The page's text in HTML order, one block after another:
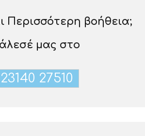
Περισσότερη βοήθεια;
μας στο
23140 27510